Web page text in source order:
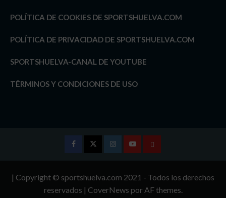
POLÍTICA DE COOKIES DE SPORTSHUELVA.COM
POLÍTICA DE PRIVACIDAD DE SPORTSHUELVA.COM
SPORTSHUELVA-CANAL DE YOUTUBE
TÉRMINOS Y CONDICIONES DE USO
InstagramYoutubeTÉRMINOS
CONDICIONES
| Copyright © sportshuelva.com 2021 - Todos los derechos
reservados | CoverNews por AF themes.